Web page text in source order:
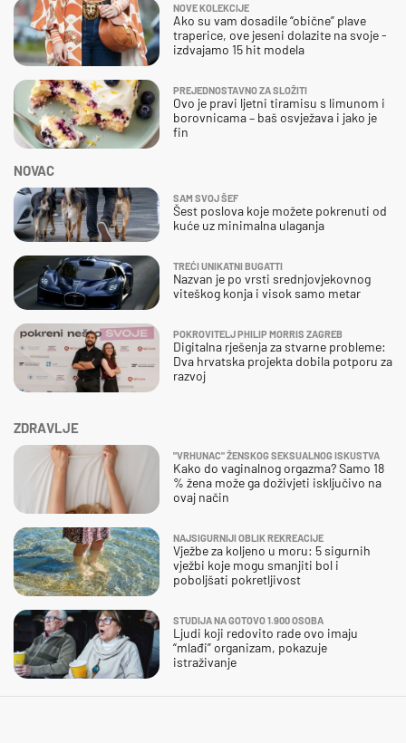
ZDRAVLJE
"VRHUNAC" ŽENSKOG SEKSUALNOG ISKUSTVA
Kako do vaginalnog orgazma? Samo 18
% žena može ga doživjeti isključivo na
ovaj način
NAJSIGURNIJI OBLIK REKREACIJE
Vježbe za koljeno u moru: 5 sigurnih
vježbi koje mogu smanjiti bol i
poboljšati pokretljivost
STUDIJA NA GOTOVO 1.900 OSOBA
Ljudi koji redovito rade ovo imaju
“mlađi” organizam, pokazuje
istraživanje
NOVAC
SAM SVOJ ŠEF
Šest poslova koje možete pokrenuti od
kuće uz minimalna ulaganja
TREĆI UNIKATNI BUGATTI
Nazvan je po vrsti srednjovjekovnog
viteškog konja i visok samo metar
POKROVITELJ PHILIP MORRIS ZAGREB
Digitalna rješenja za stvarne probleme:
Dva hrvatska projekta dobila potporu za
razvoj
NOVE KOLEKCIJE
Ako su vam dosadile “obične” plave
traperice, ove jeseni dolazite na svoje -
izdvajamo 15 hit modela
PREJEDNOSTAVNO ZA SLOŽITI
Ovo je pravi ljetni tiramisu s limunom i
borovnicama – baš osvježava i jako je
fin